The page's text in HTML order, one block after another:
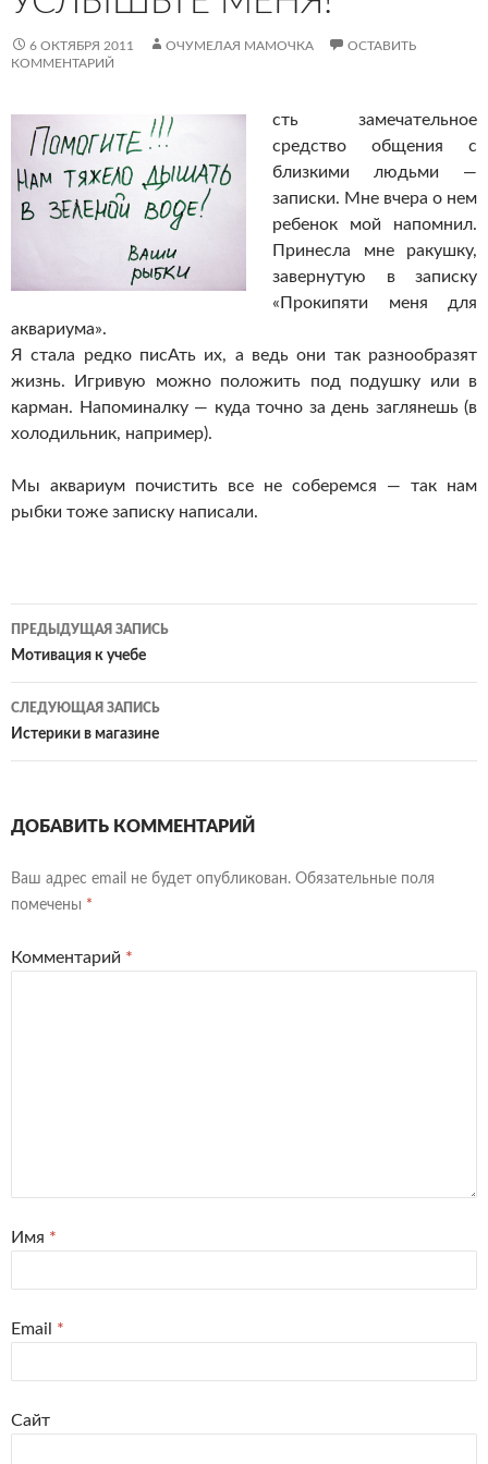
6 ОКТЯБРЯ 2011 ОЧУМЕЛАЯ МАМОЧКА
ОСТАВИТЬ
КОММЕНТАРИЙ
сть замечательное
средство общения с
близкими людьми —
записки. Мне вчера о нем
ребенок мой напомнил.
Принесла мне ракушку,
завернутую в записку
«Прокипяти меня для
аквариума».
Я стала редко писАть их, а ведь они так разнообразят
жизнь. Игривую можно положить под подушку или в
карман. Напоминалку — куда точно за день заглянешь (в
холодильник, например).
Мы аквариум почистить все не соберемся — так нам
рыбки тоже записку написали.
Навигация
по
записям
ПРЕДЫДУЩАЯ ЗАПИСЬ
Мотивация к учебе
СЛЕДУЮЩАЯ ЗАПИСЬ
Истерики в магазине
ДОБАВИТЬ КОММЕНТАРИЙ
Ваш адрес email не будет опубликован. Обязательные поля
помечены *
Комментарий *
Имя *
Email *
Сайт